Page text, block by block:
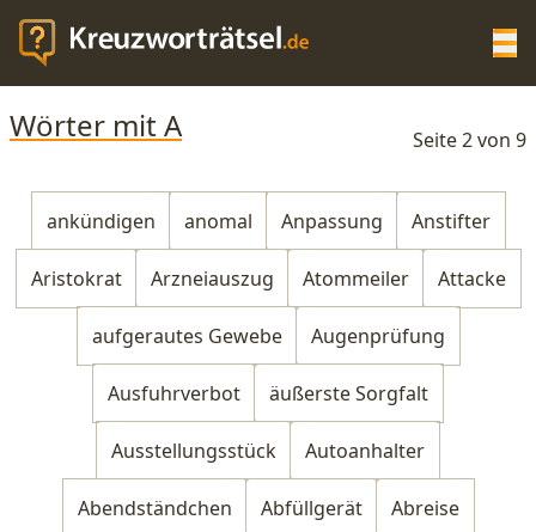
KREUZWORTRÄTSEL-HILFE
ANAGRAMM-GENERATOR
WORTLISTE
Wörter mit A Seite 2 von 9
ankündigen anomal Anpassung Anstifter
Aristokrat Arzneiauszug Atommeiler Attacke
aufgerautes Gewebe Augenprüfung
Ausfuhrverbot äußerste Sorgfalt
Ausstellungsstück Autoanhalter
Abendständchen Abfüllgerät Abreise